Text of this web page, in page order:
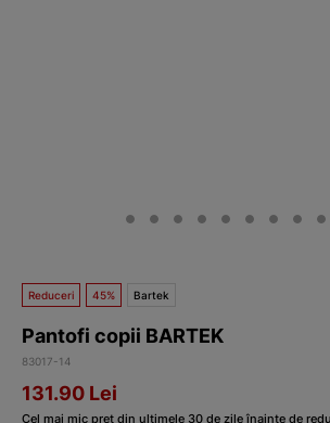
Reduceri 45% Bartek
Pantofi copii BARTEK
83017-14
131.90 Lei
Cel mai mic preț din ultimele 30 de zile înainte de